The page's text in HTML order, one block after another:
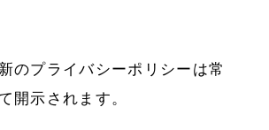
のプライバシーポリシーは常
開示されます。